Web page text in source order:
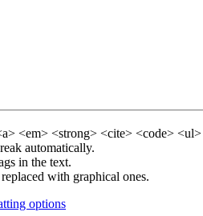
<em> <strong> <cite> <code>
automatically.
in the text.
with graphical ones.
options